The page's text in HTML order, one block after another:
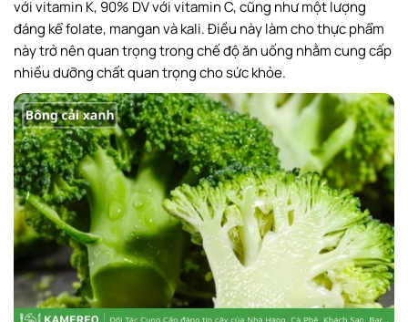
với vitamin K, 90% DV với vitamin C, cũng như một lượng
đáng kể folate, mangan và kali. Điều này làm cho thực phẩm
này trở nên quan trọng trong chế độ ăn uống nhằm cung cấp
nhiều dưỡng chất quan trọng cho sức khỏe.